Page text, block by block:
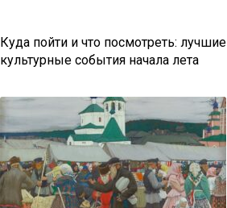
Куда пойти и что посмотреть: лучшие
культурные события начала лета